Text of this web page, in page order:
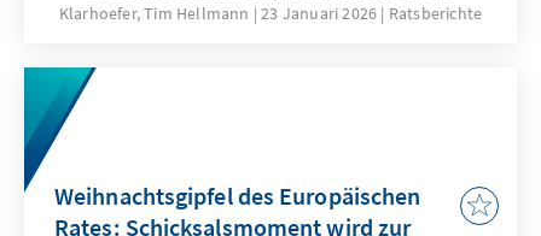
Brüssel zusammengekommen. In einem
Europa entschlossen Einigkeit demonstrieren.
Aber auch wenn eine Eskalation im Rahmen
der Gespräche beim Weltwirtschaftsforum in
abgewendet werden konnte, zeigt die
Grönlandkrise, dass die EU dringend ihre
Klarhoefer, Tim Hellmann
23 Januari 2026 Ratsberichte
Weihnachtsgipfel des Europäischen
Rates: Schicksalsmoment wird zur